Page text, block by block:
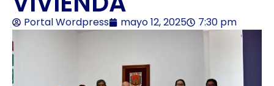
Portal Wordpress mayo 12, 2025 7:30 pm